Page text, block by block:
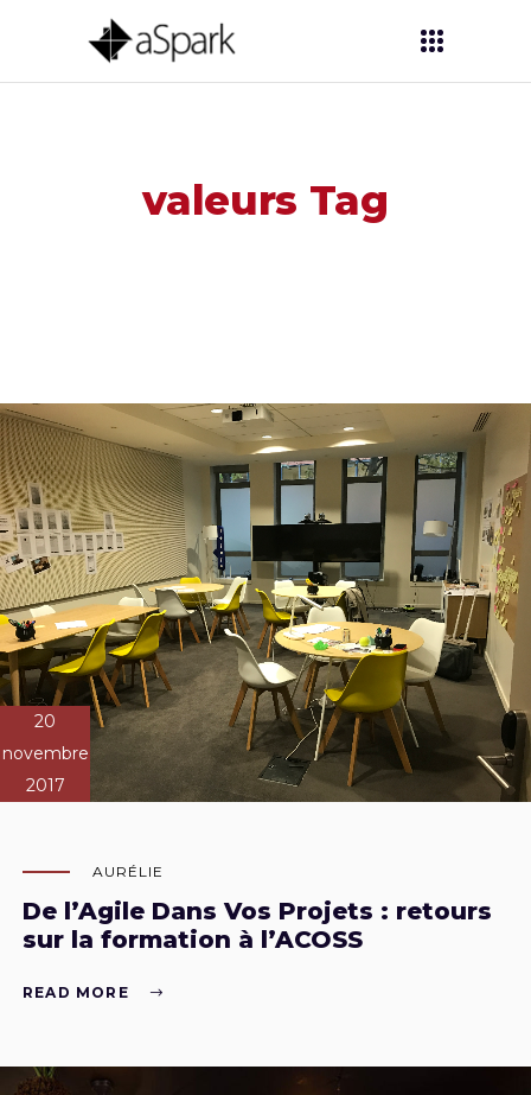
valeurs Tag
20
novembre
2017
AURÉLIE
De l’Agile Dans Vos Projets : retours
sur la formation à l’ACOSS
READ MORE